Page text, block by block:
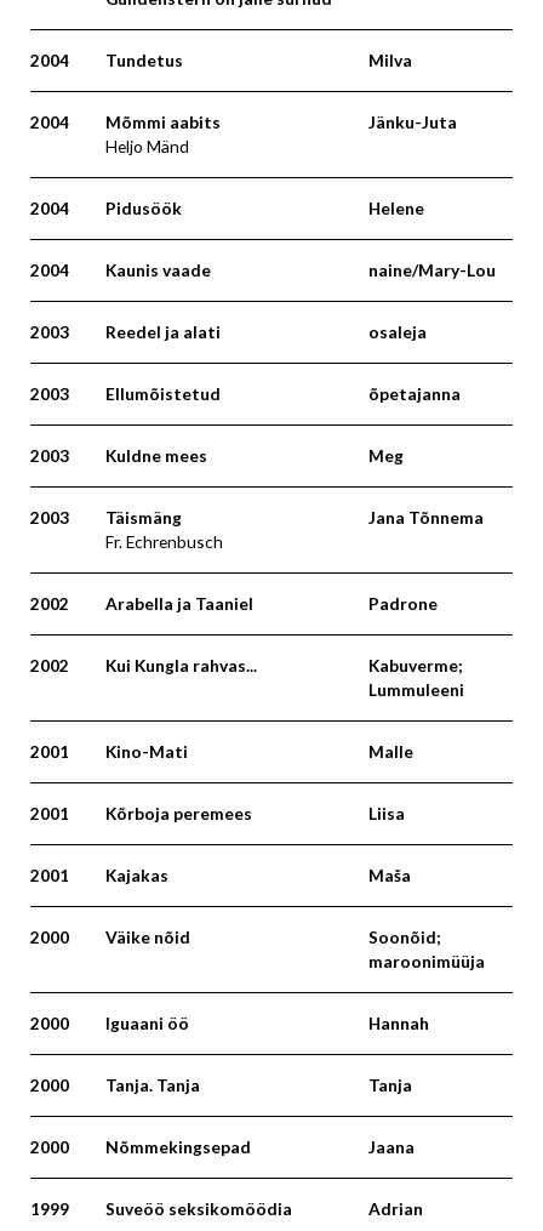
2004 Tundetus Milva
2004
Mõmmi aabits
Heljo Mänd
Jänku-Juta
2004 Pidusöök Helene
2004 Kaunis vaade naine/Mary-Lou
2003 Reedel ja alati osaleja
2003 Ellumõistetud õpetajanna
2003 Kuldne mees Meg
2003
Täismäng
Fr. Echrenbusch
Jana Tõnnema
2002 Arabella ja Taaniel Padrone
2002 Kui Kungla rahvas...
Kabuverme;
Lummuleeni
2001 Kino-Mati Malle
2001 Kõrboja peremees Liisa
2001 Kajakas Maša
2000 Väike nõid
Soonõid;
maroonimüüja
2000 Iguaani öö Hannah
2000 Tanja. Tanja Tanja
2000 Nõmmekingsepad Jaana
1999 Suveöö seksikomöödia Adrian